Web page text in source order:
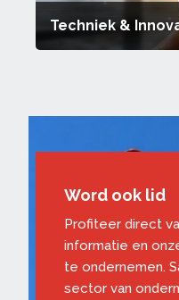
Techniek &
Word ook lid
Profiteer direct
informatie en
te ondernemen.
sector van